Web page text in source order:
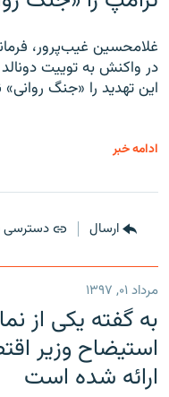
غلامحسین غیب‌پرور،
در واکنش به توییت
این تهدید را «جنگ روانی»
ادامه خبر
ارسال دسترسی
مرداد ۰۱, ۱۳۹۷
به گفته یکی از
استیضاح وزیر
ارائه شده است